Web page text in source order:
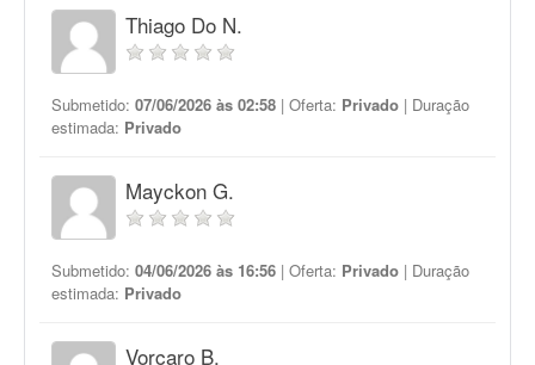
Thiago Do N.
Submetido: 07/06/2026 às 02:58 | Oferta: Privado | Duração
estimada: Privado
Mayckon G.
Submetido: 04/06/2026 às 16:56 | Oferta: Privado | Duração
estimada: Privado
Vorcaro B.